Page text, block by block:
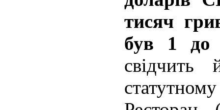
тисяч
був 1 до
свідчить